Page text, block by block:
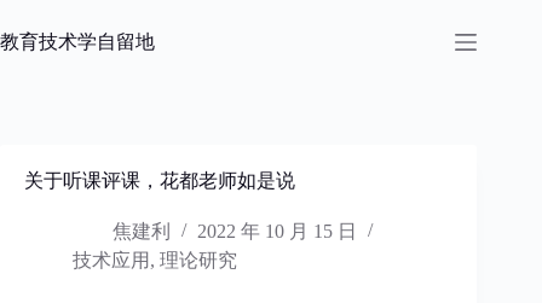
过
教育技术学自留地
关于听课评课，花都老师如是说
焦建利
2022 年 10 月 15 日
技术应用 , 理论研究